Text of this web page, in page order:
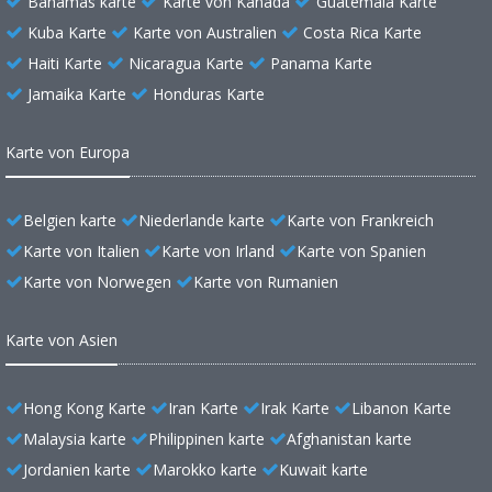
Kuba Karte
Karte von Australien
Costa Rica Karte
Haiti Karte
Nicaragua Karte
Panama Karte
Jamaika Karte
Honduras Karte
Karte von Europa
Belgien karte Niederlande karte
Karte von Frankreich
Karte von Italien
Karte von Irland
Karte von Spanien
Karte von Norwegen
Karte von Rumanien
Karte von Asien
Hong Kong Karte Iran Karte Irak Karte
Libanon Karte
Malaysia karte
Philippinen karte
Afghanistan karte
Jordanien karte
Marokko karte
Kuwait karte